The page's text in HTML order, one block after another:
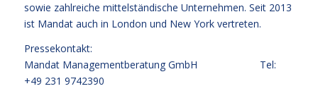
sowie zahlreiche mittelständische Unternehmen. Seit 2013
ist Mandat auch in London und New York vertreten.
Pressekontakt:
Mandat Managementberatung GmbH Tel:
+49 231 9742390